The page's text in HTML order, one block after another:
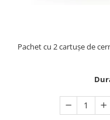
Pachet cu 2 cartuşe de